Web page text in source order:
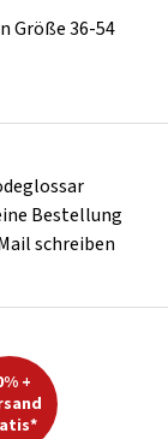
Größe 36-54
Bestellung
schreiben
+